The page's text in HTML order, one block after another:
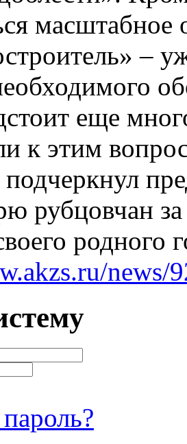
–
еще
к этим
рубцовчан
родного
news/